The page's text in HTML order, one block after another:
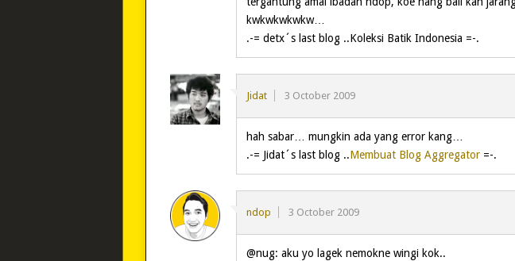
kwkwkwkwkw…
.-= detx´s last blog ..Koleksi Batik Indonesia =-.
Jidat 3 October 2009
hah sabar… mungkin ada yang error kang…
.-= Jidat´s last blog ..Membuat Blog Aggregator =-.
ndop 3 October 2009
@nug: aku yo lagek nemokne wingi kok..